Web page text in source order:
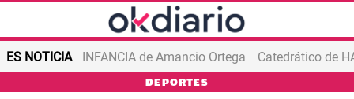
ES NOTICIA INFANCIA de Amancio Ortega
DEPORTES